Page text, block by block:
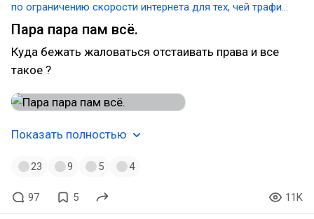
по ограничению скорости интернета для тех, чей трафик
превышает 3 ТБ в месяц
Пара пара пам всё.
Куда бежать жаловаться отстаивать права и все
такое ?
Показать полностью
23 9 5 4
97 5 11K